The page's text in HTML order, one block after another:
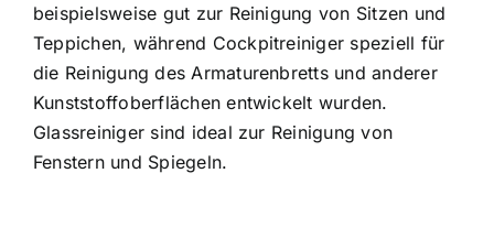
beispielsweise gut zur Reinigung von Sitzen und
Teppichen, während Cockpitreiniger speziell für
die Reinigung des Armaturenbretts und anderer
Kunststoffoberflächen entwickelt wurden.
Glassreiniger sind ideal zur Reinigung von
Fenstern und Spiegeln.